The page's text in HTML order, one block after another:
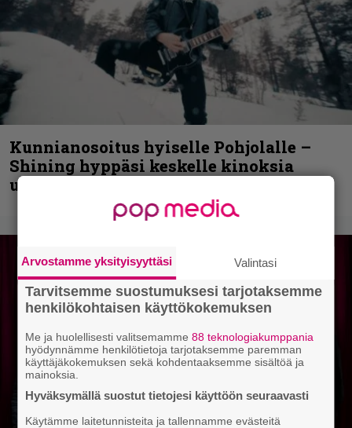
Kunnianosoitus hyiselle Pohjolalle –
Shining hyppäsi keskelle kinoksia
uudella videollaan
Arvostamme yksityisyyttäsi Valintasi
Tarvitsemme suostumuksesi tarjotaksemme
henkilökohtaisen käyttökokemuksen
Me ja huolellisesti valitsemamme88 teknologiakumppania
hyödynnämme henkilötietoja tarjotaksemme paremman
käyttäjäkokemuksen sekä kohdentaaksemme sisältöä ja
mainoksia.
Hyväksymällä suostut tietojesi käyttöön seuraavasti
Käytämme laitetunnisteita ja tallennamme evästeitä